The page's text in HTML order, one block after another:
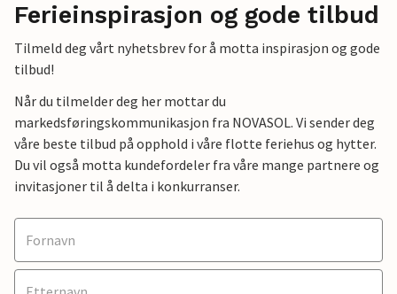
Ferieinspirasjon og gode tilbud
Tilmeld deg vårt nyhetsbrev for å motta inspirasjon og gode
tilbud!
Når du tilmelder deg her mottar du
markedsføringskommunikasjon fra NOVASOL. Vi sender deg
våre beste tilbud på opphold i våre flotte feriehus og hytter.
Du vil også motta kundefordeler fra våre mange partnere og
invitasjoner til å delta i konkurranser.